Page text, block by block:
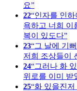
요
22 인자를 인
욕하고 너희 이
복이 있도다
23 그 날에 기
저희 조상들이
24 그러나 화
위로를 이미 받
25 화 있을진